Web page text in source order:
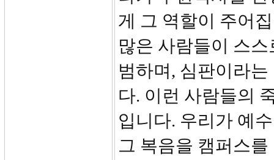
게 그 역할이 주어
많은 사람들이 스
범하며, 심판이라
다. 이런 사람들의
입니다. 우리가 예
그 복음을 캠퍼스